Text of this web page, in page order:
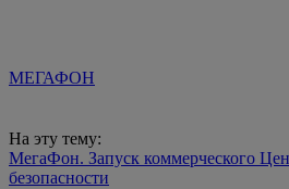
МЕГАФОН
На эту тему:
МегаФон. Запуск коммерческого
безопасности